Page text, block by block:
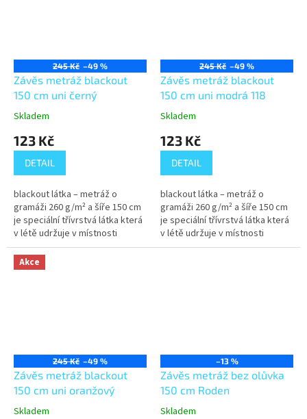
245 Kč –49 %
Závěs metráž blackout
150 cm uni černý
Skladem
123 Kč
DETAIL
blackout látka – metráž o
gramáži 260 g/m² a šíře 150 cm
je speciální třívrstvá látka která
v létě udržuje v místnosti
příjemný chlad a vypadá
luxusně. Částečně také tlumí...
245 Kč –49 %
Závěs metráž blackout
150 cm uni modrá 118
Skladem
123 Kč
DETAIL
blackout látka – metráž o
gramáži 260 g/m² a šíře 150 cm
je speciální třívrstvá látka která
v létě udržuje v místnosti
příjemný chlad a vypadá
Akce
245 Kč –49 %
Závěs metráž blackout
150 cm uni oranžový
Skladem
–13 %
Závěs metráž bez olůvka
150 cm Roden
Skladem